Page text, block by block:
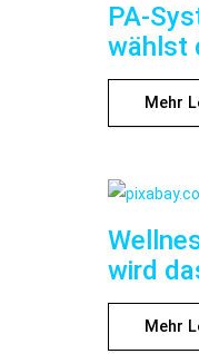
PA-
wählst
Mehr
wird
Mehr